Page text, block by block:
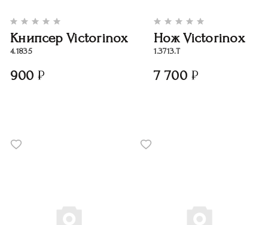
Книпсер Victorinox
4.1835
900
Нож Victorinox
1.3713.T
7 700